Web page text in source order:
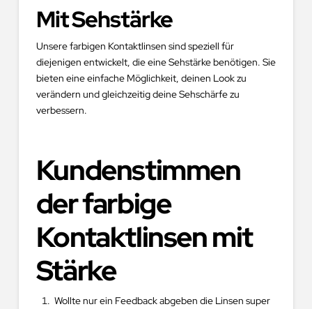
Mit Sehstärke
Unsere farbigen Kontaktlinsen sind speziell für
diejenigen entwickelt, die eine Sehstärke benötigen. Sie
bieten eine einfache Möglichkeit, deinen Look zu
verändern und gleichzeitig deine Sehschärfe zu
verbessern.
Kundenstimmen
der farbige
Kontaktlinsen mit
Stärke
Wollte nur ein Feedback abgeben die Linsen super